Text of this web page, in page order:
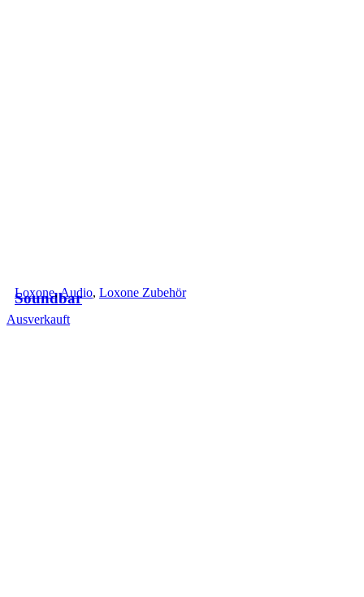
Soundbar
Loxone,Audio, Loxone Zubehör
Ausverkauft